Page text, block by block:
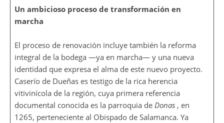
Un ambicioso proceso de transformación en
marcha
El proceso de renovación incluye también la reforma
integral de la bodega —ya en marcha— y una nueva
identidad que expresa el alma de este nuevo proyecto.
Caserío de Dueñas es testigo de la rica herencia
vitivinícola de la región, cuya primera referencia
documental conocida es la parroquia de Donas, en
1265, perteneciente al Obispado de Salamanca. Ya